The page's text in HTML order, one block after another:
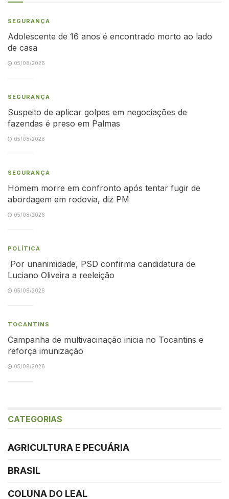
SEGURANÇA
Adolescente de 16 anos é encontrado morto ao lado
de casa
05/08/2026
SEGURANÇA
Suspeito de aplicar golpes em negociações de
fazendas é preso em Palmas
05/08/2026
SEGURANÇA
Homem morre em confronto após tentar fugir de
abordagem em rodovia, diz PM
05/08/2026
POLÍTICA
Por unanimidade, PSD confirma candidatura de
Luciano Oliveira a reeleição
05/08/2026
TOCANTINS
Campanha de multivacinação inicia no Tocantins e
reforça imunização
05/08/2026
CATEGORIAS
AGRICULTURA E PECUÁRIA
BRASIL
COLUNA DO LEAL